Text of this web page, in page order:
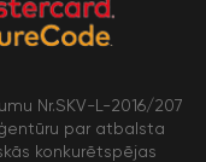
Nr.SKV-L-2016/207
par atbalsta
konkurētspējas